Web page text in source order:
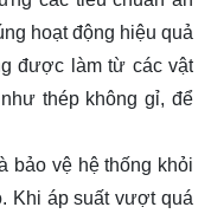
hoạt động hiệu quả
được làm từ các vật
thép không gỉ, để
bảo vệ hệ thống khỏi
Khi áp suất vượt quá